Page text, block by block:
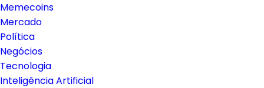
Memecoins
Mercado
Política
Negócios
Tecnologia
Inteligência Artificial